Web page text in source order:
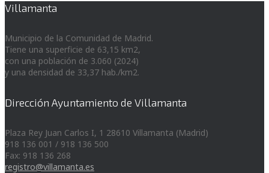
Villamanta
Municipio de la Comunidad de Madrid.
Tiene una superficie de 63,15 km2,
con una población de 3.060 (2024)
y una densidad de 33,37 hab./km2.
Dirección Ayuntamiento de Villamanta
Plaza Rey Juan Carlos I, 1 28610 Villamanta (Madrid)
918 136 001 / 918 136 500
Fax: 918 136 268
registro@villamanta.es